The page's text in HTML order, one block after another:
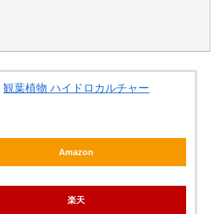
観葉植物 ハイドロカルチャー
Amazon
楽天